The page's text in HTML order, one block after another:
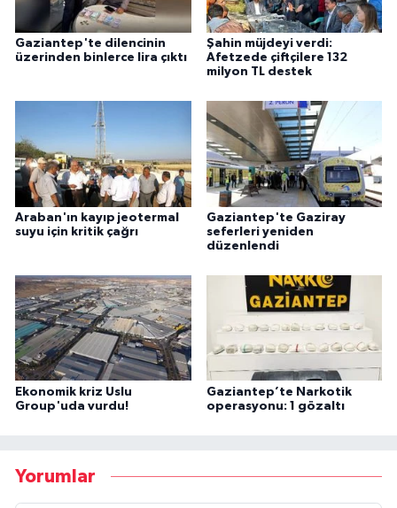
Gaziantep'te dilencinin
üzerinden binlerce lira çıktı
Şahin müjdeyi verdi:
Afetzede çiftçilere 132
milyon TL destek
Araban'ın kayıp jeotermal
suyu için kritik çağrı
Gaziantep'te Gaziray
seferleri yeniden
düzenlendi
Ekonomik kriz Uslu
Group'uda vurdu!
Gaziantep’te Narkotik
operasyonu: 1 gözaltı
Yorumlar